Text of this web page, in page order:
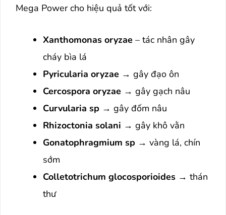
Mega Power cho hiệu quả tốt với:
Xanthomonas oryzae – tác nhân gây
cháy bìa lá
Pyricularia oryzae → gây đạo ôn
Cercospora oryzae → gây gạch nâu
Curvularia sp → gây đốm nâu
Rhizoctonia solani → gây khô vằn
Gonatophragmium sp → vàng lá, chín
sớm
Colletotrichum glocosporioides → thán
thư